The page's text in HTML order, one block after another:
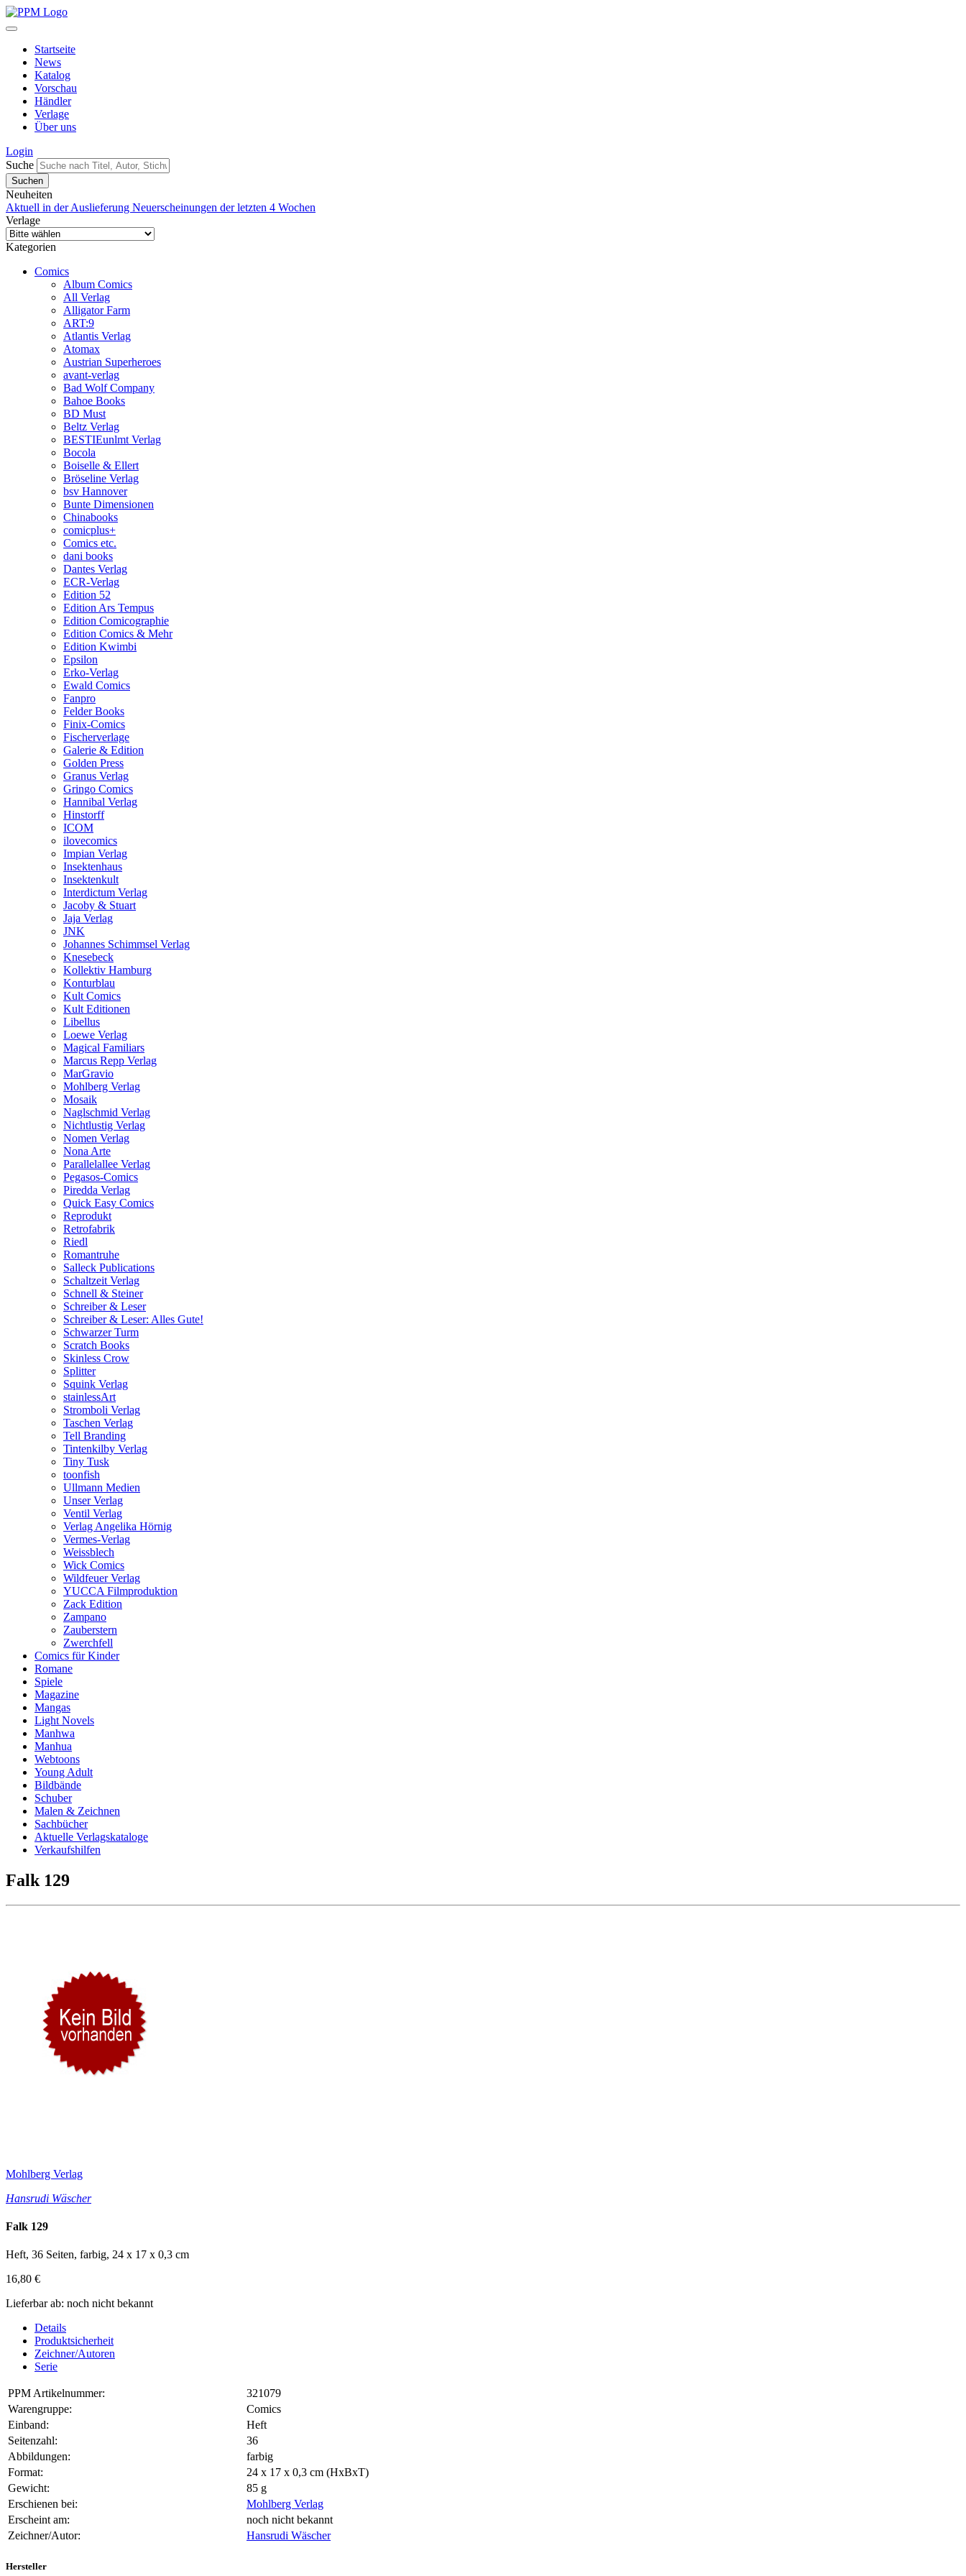
Startseite
News
Katalog
Vorschau
Händler
Verlage
Über uns
Login
Suche
Neuheiten
Aktuell in der Auslieferung Neuerscheinungen der letzten 4 Wochen
Verlage
Kategorien
Comics
Album Comics
All Verlag
Alligator Farm
ART:9
Atlantis Verlag
Atomax
Austrian Superheroes
avant-verlag
Bad Wolf Company
Bahoe Books
BD Must
Beltz Verlag
BESTIEunlmt Verlag
Bocola
Boiselle & Ellert
Bröseline Verlag
bsv Hannover
Bunte Dimensionen
Chinabooks
comicplus+
Comics etc.
dani books
Dantes Verlag
ECR-Verlag
Edition 52
Edition Ars Tempus
Edition Comicographie
Edition Comics & Mehr
Edition Kwimbi
Epsilon
Erko-Verlag
Ewald Comics
Fanpro
Felder Books
Finix-Comics
Fischerverlage
Galerie & Edition
Golden Press
Granus Verlag
Gringo Comics
Hannibal Verlag
Hinstorff
ICOM
ilovecomics
Impian Verlag
Insektenhaus
Insektenkult
Interdictum Verlag
Jacoby & Stuart
Jaja Verlag
JNK
Johannes Schimmsel Verlag
Knesebeck
Kollektiv Hamburg
Konturblau
Kult Comics
Kult Editionen
Libellus
Loewe Verlag
Magical Familiars
Marcus Repp Verlag
MarGravio
Mohlberg Verlag
Mosaik
Naglschmid Verlag
Nichtlustig Verlag
Nomen Verlag
Nona Arte
Parallelallee Verlag
Pegasos-Comics
Piredda Verlag
Quick Easy Comics
Reprodukt
Retrofabrik
Riedl
Romantruhe
Salleck Publications
Schaltzeit Verlag
Schnell & Steiner
Schreiber & Leser
Schreiber & Leser: Alles Gute!
Schwarzer Turm
Scratch Books
Skinless Crow
Splitter
Squink Verlag
stainlessArt
Stromboli Verlag
Taschen Verlag
Tell Branding
Tintenkilby Verlag
Tiny Tusk
toonfish
Ullmann Medien
Unser Verlag
Ventil Verlag
Verlag Angelika Hörnig
Vermes-Verlag
Weissblech
Wick Comics
Wildfeuer Verlag
YUCCA Filmproduktion
Zack Edition
Zampano
Zauberstern
Zwerchfell
Comics für Kinder
Romane
Spiele
Magazine
Mangas
Light Novels
Manhwa
Manhua
Webtoons
Young Adult
Bildbände
Schuber
Malen & Zeichnen
Sachbücher
Aktuelle Verlagskataloge
Verkaufshilfen
Falk 129
Mohlberg Verlag
Hansrudi Wäscher
Falk 129
Heft, 36 Seiten, farbig, 24 x 17 x 0,3 cm
16,80 €
Lieferbar ab: noch nicht bekannt
Details
Produktsicherheit
Zeichner/Autoren
Serie
PPM Artikelnummer:
321079
Warengruppe:
Comics
Einband:
Heft
Seitenzahl:
36
Abbildungen:
farbig
Format:
24 x 17 x 0,3 cm (HxBxT)
Gewicht:
85 g
Erschienen bei:
Mohlberg Verlag
Erscheint am:
noch nicht bekannt
Zeichner/Autor:
Hansrudi Wäscher
Hersteller